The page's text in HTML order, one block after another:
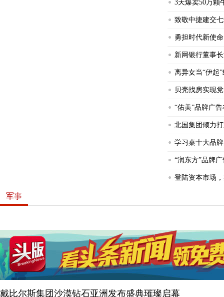
3天爆卖50万颗
致敬中捷建交
勇担时代新使
新网银行董事
离异女当“伊起
贝壳找房实现
“佑美”品牌广
北国集团倾力
学习桌十大品
“润东方”品牌
登陆资本市场
军事
戴比尔斯集团沙漠钻石亚洲发布盛典璀璨启幕